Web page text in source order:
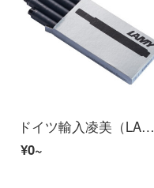
ドイツ輸入凌美（LAMY）万年筆サインペン芯インクカートリッジ1回限りインクカートリッジ5本T 10黒インクカートリッジシリーズ通用です。
¥0~